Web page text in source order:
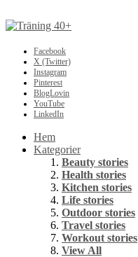
Facebook
X (Twitter)
Instagram
Pinterest
BlogLovin
YouTube
LinkedIn
Hem
Kategorier
Beauty stories
Health stories
Kitchen stories
Life stories
Outdoor stories
Travel stories
Workout stories
View All